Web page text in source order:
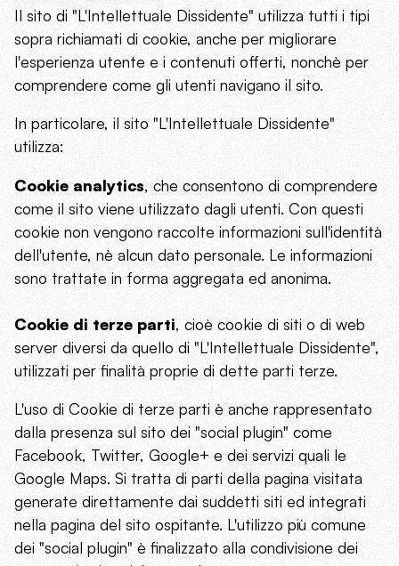
Il sito di "L'Intellettuale Dissidente" utilizza tutti i tipi
sopra richiamati di cookie, anche per migliorare
l'esperienza utente e i contenuti offerti, nonchè per
comprendere come gli utenti navigano il sito.
In particolare, il sito "L'Intellettuale Dissidente"
utilizza:
Cookie analytics, che consentono di comprendere
come il sito viene utilizzato dagli utenti. Con questi
cookie non vengono raccolte informazioni sull'identità
dell'utente, nè alcun dato personale. Le informazioni
sono trattate in forma aggregata ed anonima.
Cookie di terze parti, cioè cookie di siti o di web
server diversi da quello di "L'Intellettuale Dissidente",
utilizzati per finalità proprie di dette parti terze.
L'uso di Cookie di terze parti è anche rappresentato
dalla presenza sul sito dei "social plugin" come
Facebook, Twitter, Google+ e dei servizi quali le
Google Maps. Si tratta di parti della pagina visitata
generate direttamente dai suddetti siti ed integrati
nella pagina del sito ospitante. L'utilizzo più comune
dei "social plugin" è finalizzato alla condivisione dei